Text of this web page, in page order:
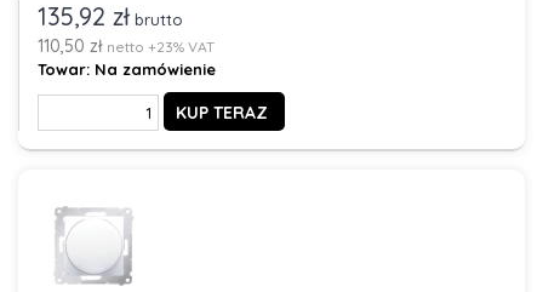
135,92 zł brutto
110,50 zł netto +23% VAT
Towar: Na zamówienie
KUP TERAZ